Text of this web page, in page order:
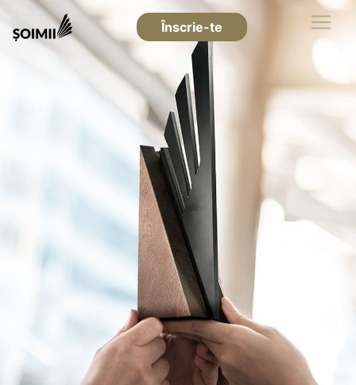
Înscrie-te